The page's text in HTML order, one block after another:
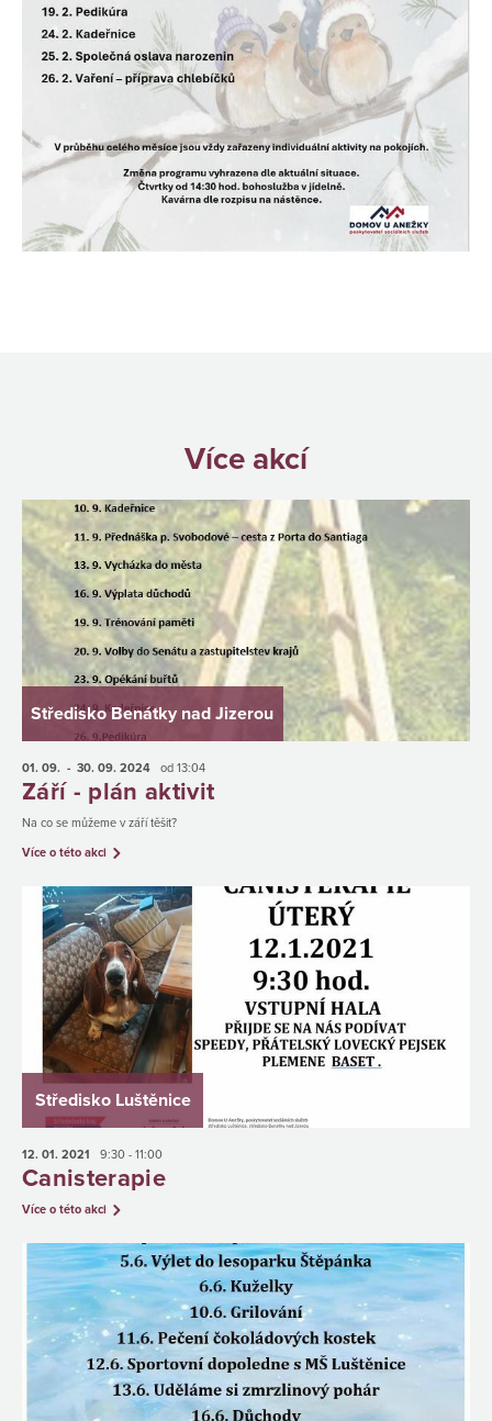
Více akcí
Středisko Benátky nad Jizerou
01. 09. - 30. 09. 2024 od 13:04
Září - plán aktivit
Na co se můžeme v září těšit?
Více o této akci
Středisko Luštěnice
12. 01. 2021 9:30 - 11:00
Canisterapie
Více o této akci